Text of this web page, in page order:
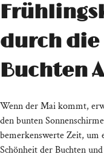
durch die
Buchten
Wenn der Mai kommt,
den bunten
bemerkenswerte Zeit, um
Schönheit der Buchten